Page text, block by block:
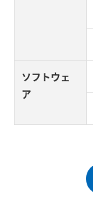
ソフトウェ
ア